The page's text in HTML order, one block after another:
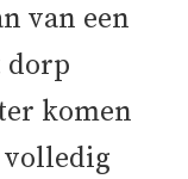
van een
dorp
komen
volledig